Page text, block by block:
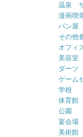
温泉
漫画喫
パン屋
その他
オフィ
美容室
ダーツ
ゲーム
学校
体育館
公園
宴会場
美術館